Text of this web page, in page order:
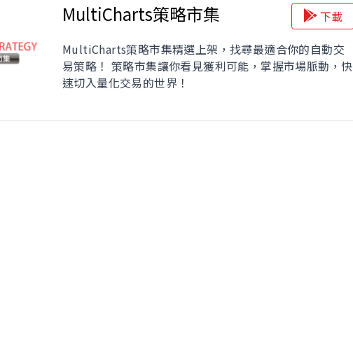
MultiCharts策略市集
下載
MultiCharts策略市集精選上架，找尋最適合你的自動交
易策略！ 策略市集讓你看見獲利可能，掌握市場脈動，快
速切入量化交易的世界！